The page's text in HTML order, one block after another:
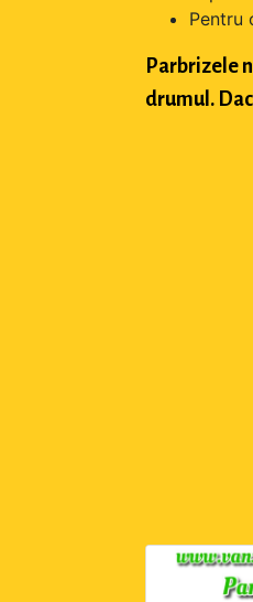
Pentru
Parbrizele
drumul.